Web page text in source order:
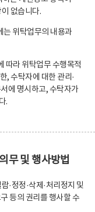
없습니다.
는 위탁업무의 내용과
따라 위탁업무 수행목적
, 수탁자에 대한 관리·
에 명시하고, 수탁자가
.
무 및 행사방법
·정정·삭제·처리정지 및
등의 권리를 행사할 수